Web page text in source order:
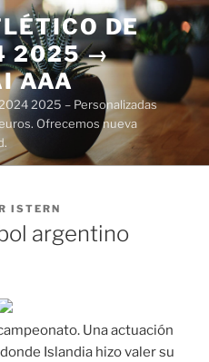
DE
2025 →
AAA
2025 – Personalizadas
Ofrecemos nueva
ISTERN
argentino
Una actuación
Islandia hizo valer su